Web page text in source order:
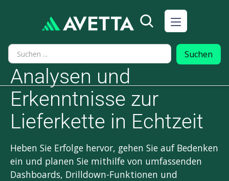
Analysen und
Erkenntnisse zur
Lieferkette in Echtzeit
Heben Sie Erfolge hervor, gehen Sie auf Bedenken
ein und planen Sie mithilfe von umfassenden
Dashboards, Drilldown-Funktionen und